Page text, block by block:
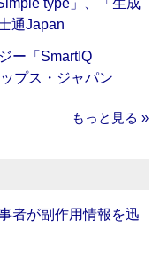
type」、「生成
通Japan
ー「SmartIQ
プス・ジャパン
もっと見る »
者が副作用情報を迅